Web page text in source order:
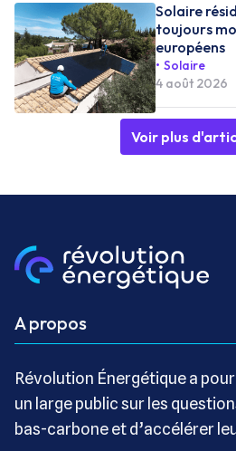
Solaire
toujours
européens
Solaire
4 août 2026
Voir plus
A propos
Révolution Énergétique a
un large public sur les
bas-carbone et d’accélérer